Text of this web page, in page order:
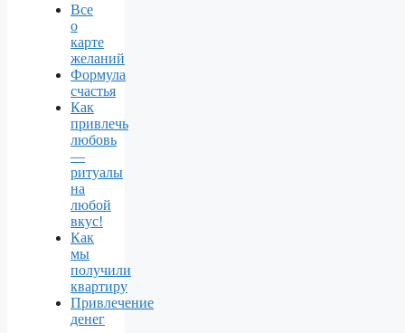
Все
о
карте
желаний
Формула
счастья
Как
привлечь
любовь
—
ритуалы
на
любой
вкус!
Как
мы
получили
квартиру
Привлечение
денег